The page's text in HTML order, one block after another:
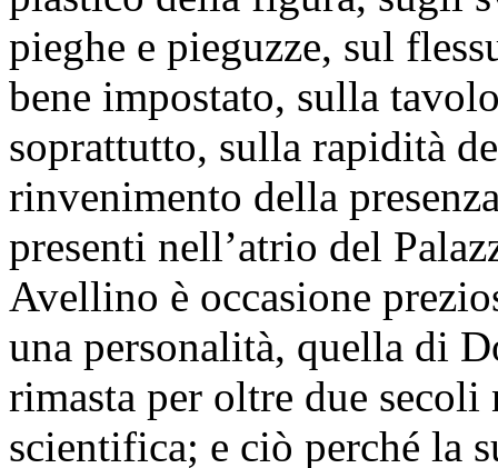
pieghe e pieguzze, sul
bene impostato, sulla
soprattutto, sulla rapidità
rinvenimento della
presenti nell’atrio del
Avellino è occasione
una personalità, quella di
rimasta per oltre due secoli
scientifica; e ciò perché la